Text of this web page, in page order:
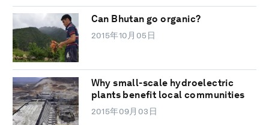
Can Bhutan go organic?
2015年10月05日
Why small-scale hydroelectric
plants benefit local communities
2015年09月03日